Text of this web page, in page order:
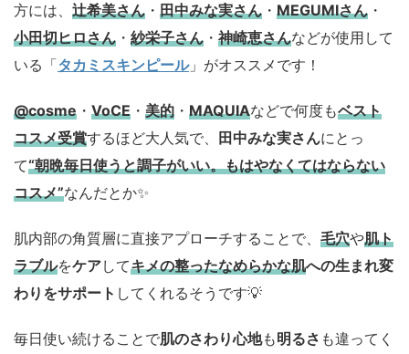
方には、 辻希美さん ・ 田中みな実さん ・ MEGUMIさん ・
小田切ヒロさん ・ 紗栄子さん ・ 神崎恵さんなどが使用して
いる「タカミスキンピール」がオススメです！
@cosme ・ VoCE ・ 美的 ・ MAQUIAなどで何度もベスト
コスメ受賞するほど大人気で、 田中みな実さんにとっ
て“朝晩毎日使うと調子がいい。もはやなくてはならない
コスメ”なんだとか✨
肌内部の角質層に直接アプローチすることで、 毛穴や肌ト
ラブルをケアしてキメの整ったなめらかな肌への生まれ変
わりをサポート してくれるそうです💡
毎日使い続けることで肌のさわり心地も明るさ も違ってく